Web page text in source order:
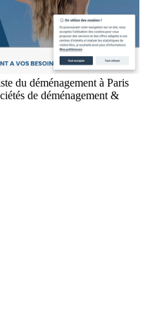
du déménagement à Paris
de déménagement &